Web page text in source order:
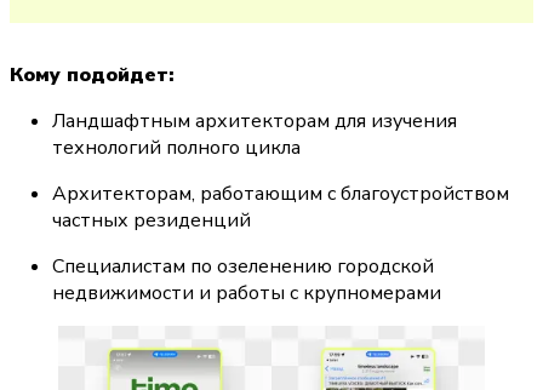
Кому подойдет:
Ландшафтным архитекторам для изучения
технологий полного цикла
Архитекторам, работающим с благоустройством
частных резиденций
Специалистам по озеленению городской
недвижимости и работы с крупномерами